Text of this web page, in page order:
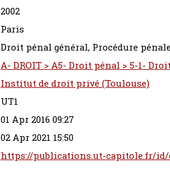
2002
Paris
Droit pénal général, Procédure
A- DROIT > A5- Droit pénal > 5-1-
Institut de droit privé (Toulouse)
UT1
01 Apr 2016 09:27
02 Apr 2021 15:50
https://publications.ut-capitole.fr/id/